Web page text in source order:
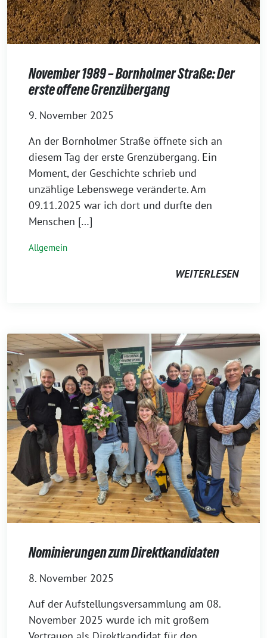
November 1989 – Bornholmer Straße: Der
erste offene Grenzübergang
9. November 2025
An der Bornholmer Straße öffnete sich an
diesem Tag der erste Grenzübergang. Ein
Moment, der Geschichte schrieb und
unzählige Lebenswege veränderte. Am
09.11.2025 war ich dort und durfte den
Menschen […]
Allgemein
WEITERLESEN
Nominierungen zum Direktkandidaten
8. November 2025
Auf der Aufstellungsversammlung am 08.
November 2025 wurde ich mit großem